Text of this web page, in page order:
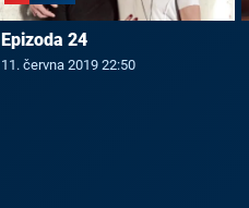
Epizoda 24
11. června 2019 22:50